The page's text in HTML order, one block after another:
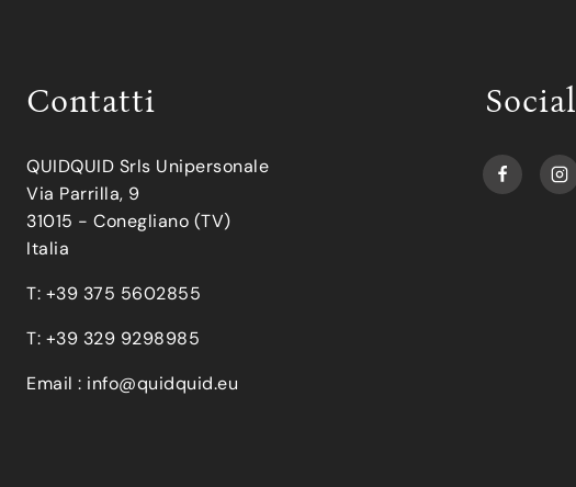
Contatti
QUIDQUID Srls Unipersonale
Via Parrilla, 9
31015 - Conegliano (TV)
Italia
T: +39 375 5602855
T: +39 329 9298985
Email : info@quidquid.eu
Social